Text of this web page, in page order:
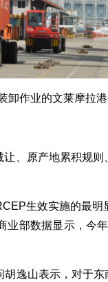
作业的文莱摩拉港
原产地累积规则
生效实施的最明
业部数据显示，今
逸山表示，对于东